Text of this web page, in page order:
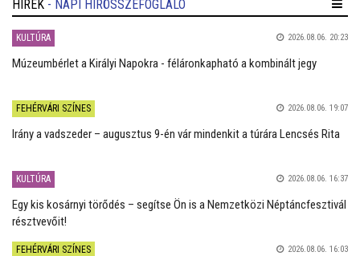
HÍREK - NAPI HÍRÖSSZEFOGLALÓ
KULTÚRA 2026.08.06. 20:23
Múzeumbérlet a Királyi Napokra - féláronkapható a kombinált jegy
FEHÉRVÁRI SZÍNES 2026.08.06. 19:07
Irány a vadszeder – augusztus 9-én vár mindenkit a túrára Lencsés Rita
KULTÚRA 2026.08.06. 16:37
Egy kis kosárnyi törődés – segítse Ön is a Nemzetközi Néptáncfesztivál
résztvevőit!
FEHÉRVÁRI SZÍNES 2026.08.06. 16:03